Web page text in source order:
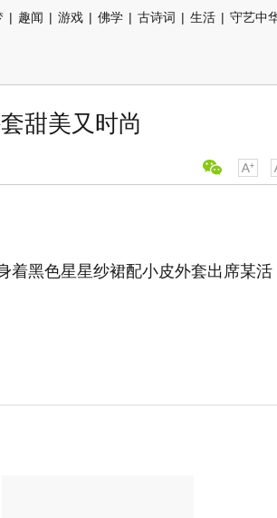
| 趣闻 | 游戏 | 佛学 | 古诗词 | 生活 | 守艺中
甜美又时尚
着黑色星星纱裙配小皮外套出席某活